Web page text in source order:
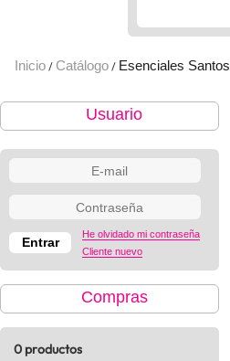
Inicio / Catálogo / Esenciales Santos
Usuario
He olvidado mi contraseña
Cliente nuevo
Compras
0 productos